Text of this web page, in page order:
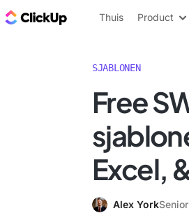
ClickUp Blog
Thuis Product
SJABLONEN
Free
Excel,
Alex York